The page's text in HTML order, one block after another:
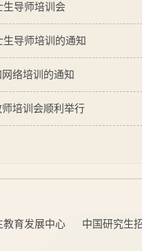
生导师培训会
生导师培训的通知
络培训的通知
培训会顺利举行
教育发展中心 中国研究生